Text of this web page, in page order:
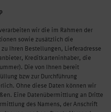
wir die im Rahmen der
sowie zusätzlich die
Ihren Bestellungen, Lieferadresse
Kreditkarteninhaber, die
Die von Ihnen bereit
bzw zur Durchführung
Ohne diese Daten können wir
Eine Datenübermittlung an Dritte
des Namens, der Anschrift